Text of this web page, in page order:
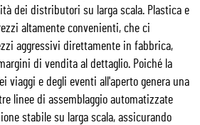
dei distributori su larga scala. Plastica e
altamente convenienti, che ci
aggressivi direttamente in fabbrica,
di vendita al dettaglio. Poiché la
viaggi e degli eventi all'aperto genera una
linee di assemblaggio automatizzate
stabile su larga scala, assicurando